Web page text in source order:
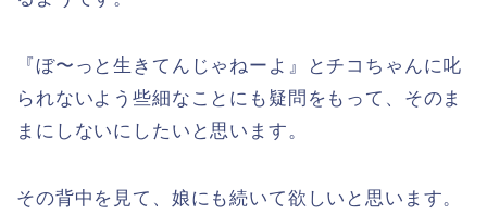
『ぼ〜っと生きてんじゃねーよ』とチコちゃんに叱
られないよう些細なことにも疑問をもって、そのま
まにしないにしたいと思います。
その背中を見て、娘にも続いて欲しいと思います。